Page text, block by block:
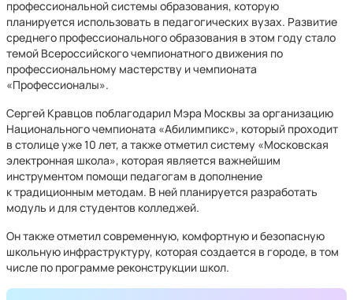
профессиональной системы образования, которую
планируется использовать в педагогических вузах. Развитие
среднего профессионального образования в этом году стало
темой Всероссийского чемпионатного движения по
профессиональному мастерству и чемпионата
«Профессионалы».
Сергей Кравцов поблагодарил Мэра Москвы за организацию
Национального чемпионата «Абилимпикс», который проходит
в столице уже 10 лет, а также отметил систему «Московская
электронная школа», которая является важнейшим
инструментом помощи педагогам в дополнение
к традиционным методам. В ней планируется разработать
модуль и для студентов колледжей.
Он также отметил современную, комфортную и безопасную
школьную инфраструктуру, которая создается в городе, в том
числе по программе реконструкции школ.